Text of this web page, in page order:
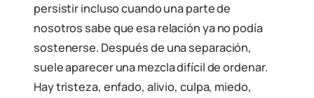
persistir incluso cuando una parte de
nosotros sabe que esa relación ya no podía
sostenerse. Después de una separación,
suele aparecer una mezcla difícil de ordenar.
Hay tristeza, enfado, alivio, culpa, miedo,